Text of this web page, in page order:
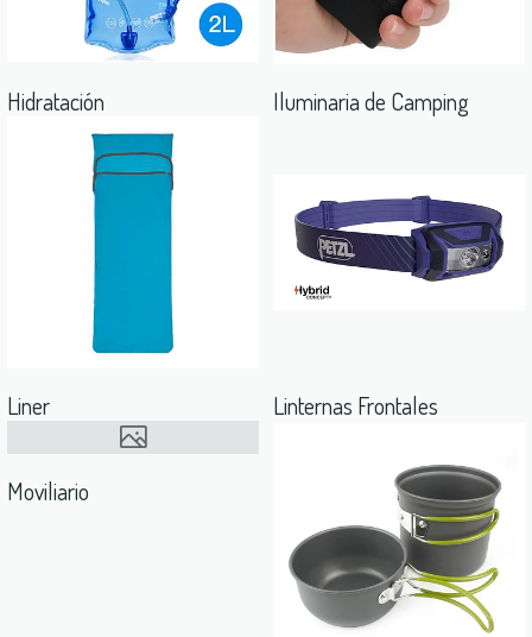
Hidratación Iluminaria de Camping
Liner Linternas Frontales
Moviliario